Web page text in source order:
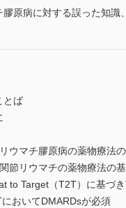
膠原病に対する誤った知識
とば
ウマチ膠原病の薬物療法
節リウマチの薬物療法の
to Target（T2T）に基づ
おいてDMARDsが必須